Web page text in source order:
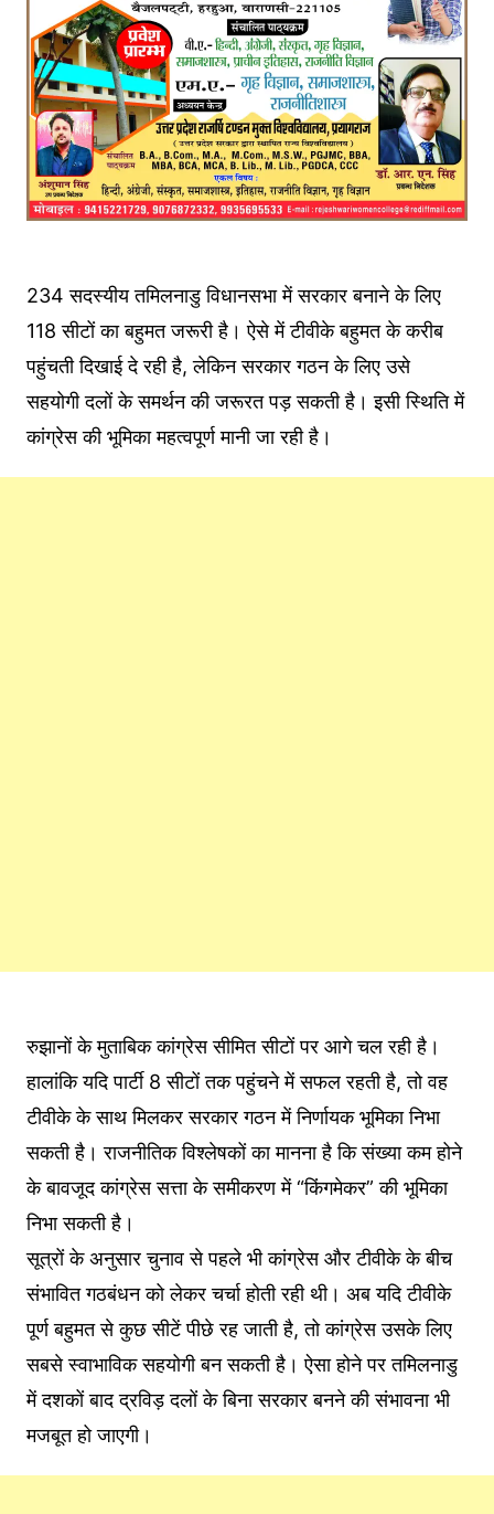
234 सदस्यीय तमिलनाडु विधानसभा में सरकार बनाने के लिए
118 सीटों का बहुमत जरूरी है। ऐसे में टीवीके बहुमत के करीब
पहुंचती दिखाई दे रही है, लेकिन सरकार गठन के लिए उसे
सहयोगी दलों के समर्थन की जरूरत पड़ सकती है। इसी स्थिति में
कांग्रेस की भूमिका महत्वपूर्ण मानी जा रही है।
रुझानों के मुताबिक कांग्रेस सीमित सीटों पर आगे चल रही है।
हालांकि यदि पार्टी 8 सीटों तक पहुंचने में सफल रहती है, तो वह
टीवीके के साथ मिलकर सरकार गठन में निर्णायक भूमिका निभा
सकती है। राजनीतिक विश्लेषकों का मानना है कि संख्या कम होने
के बावजूद कांग्रेस सत्ता के समीकरण में “किंगमेकर” की भूमिका
निभा सकती है।
सूत्रों के अनुसार चुनाव से पहले भी कांग्रेस और टीवीके के बीच
संभावित गठबंधन को लेकर चर्चा होती रही थी। अब यदि टीवीके
पूर्ण बहुमत से कुछ सीटें पीछे रह जाती है, तो कांग्रेस उसके लिए
सबसे स्वाभाविक सहयोगी बन सकती है। ऐसा होने पर तमिलनाडु
में दशकों बाद द्रविड़ दलों के बिना सरकार बनने की संभावना भी
मजबूत हो जाएगी।